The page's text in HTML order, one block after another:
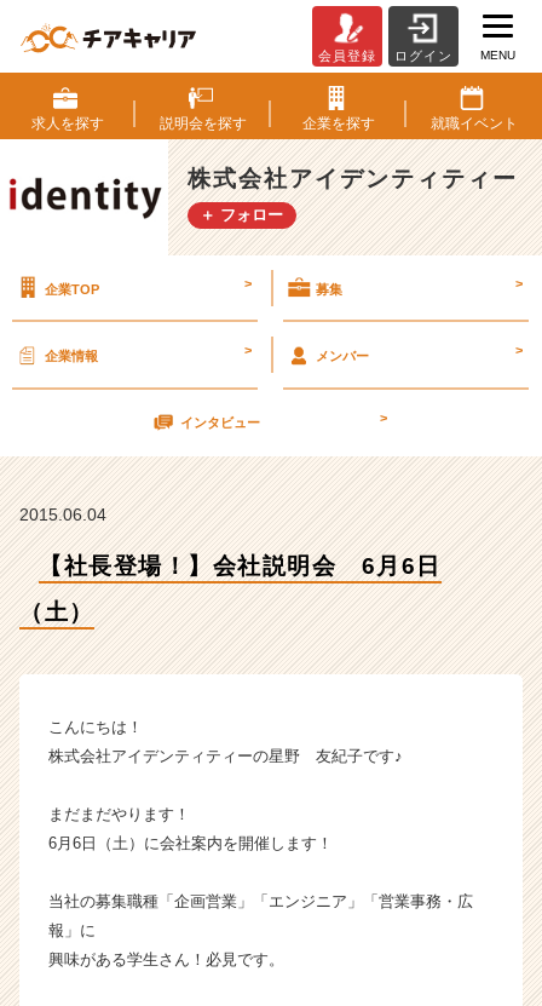
長
登
場！】
会
社
説
月
（土）
【株
デ
テ
の
ラ
ン】
ベ
会員登録 ログイン MENU
求人を探す 説明会を探す 企業を探す 就職イベント
株式会社アイデンティティー
＋ フォロー
企業TOP > 募集 >
企業情報 > メンバー >
インタビュー >
2015.06.04
【社長登場！】会社説明会 6月6日
（土）
こんにちは！
株式会社アイデンティティーの星野 友紀子です♪
まだまだやります！
6月6日（土）に会社案内を開催します！
当社の募集職種「企画営業」「エンジニア」「営業事務・広
報」に
興味がある学生さん！必見です。